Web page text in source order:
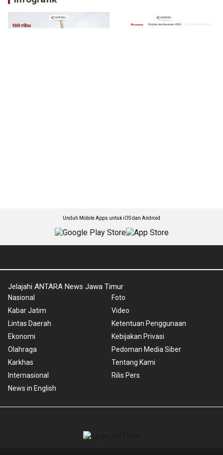
Unduh Mobile Apps untuk iOS dan Android
Jelajahi ANTARA News Jawa Timur
Nasional
Kabar Jatim
Lintas Daerah
Ekonomi
Olahraga
Karkhas
Internasional
News in English
Foto
Video
Ketentuan Penggunaan
Kebijakan Privasi
Pedoman Media Siber
Tentang Kami
Rilis Pers